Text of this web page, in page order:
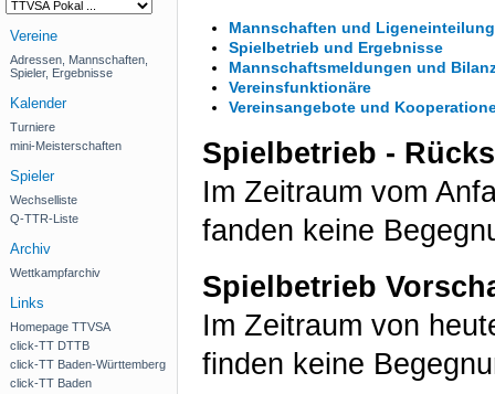
Vereine
Adressen, Mannschaften,
Spieler, Ergebnisse
Kalender
Turniere
mini-Meisterschaften
Spieler
Wechselliste
Q-TTR-Liste
Archiv
Wettkampfarchiv
Links
Homepage TTVSA
click-TT DTTB
click-TT Baden-Württemberg
click-TT Baden
Mannschaften und Ligeneinteilung
Spielbetrieb und Ergebnisse
Mannschaftsmeldungen und
Vereinsfunktionäre
Vereinsangebote und
Spielbetrieb -
Im Zeitraum vom
fanden keine
Spielbetrieb
Im Zeitraum von
finden keine